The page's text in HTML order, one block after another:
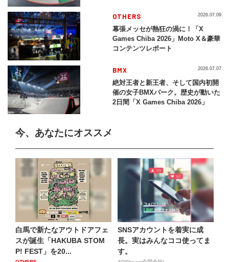
2026」
OTHERS
幕張メッセが熱狂の渦に！「X
Games Chiba 2026」Moto X＆豪華
コンテンツレポート
2026.07.09
BMX
絶対王者と新王者、そして国内初開
催の女子BMXパーク。歴史が動いた
2日間「X Games Chiba 2026」
2026.07.07
今、あなたにオススメ
白馬で新たなアウトドアフェ
スが誕生「HAKUBA STOM
P! FEST」を20...
SNSアカウントを着実に成
長。実はみんなココ使ってま
す。